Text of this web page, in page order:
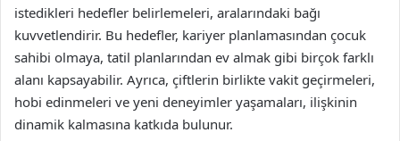
istedikleri hedefler belirlemeleri, aralarındaki bağı
kuvvetlendirir. Bu hedefler, kariyer planlamasından çocuk
sahibi olmaya, tatil planlarından ev almak gibi birçok farklı
alanı kapsayabilir. Ayrıca, çiftlerin birlikte vakit geçirmeleri,
hobi edinmeleri ve yeni deneyimler yaşamaları, ilişkinin
dinamik kalmasına katkıda bulunur.